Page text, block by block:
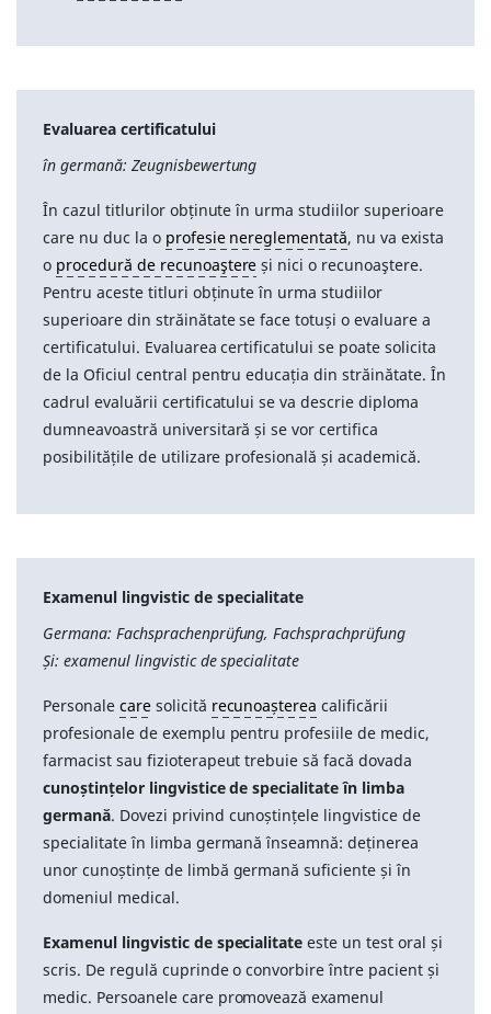
Evaluarea certificatului
în germană: Zeugnisbewertung
În cazul titlurilor obținute în urma studiilor superioare
care nu duc la o profesie nereglementată, nu va exista
o procedură de recunoaştere și nici o recunoaştere.
Pentru aceste titluri obținute în urma studiilor
superioare din străinătate se face totuși o evaluare a
certificatului. Evaluarea certificatului se poate solicita
de la Oficiul central pentru educația din străinătate. În
cadrul evaluării certificatului se va descrie diploma
dumneavoastră universitară și se vor certifica
posibilitățile de utilizare profesională și academică.
Examenul lingvistic de specialitate
Germana: Fachsprachenprüfung, Fachsprachprüfung
Și: examenul lingvistic de specialitate
Personale caresolicită recunoașterea calificării
profesionale de exemplu pentru profesiile de medic,
farmacist sau fizioterapeut trebuie să facă dovada
cunoștințelor lingvistice de specialitate în limba
germană. Dovezi privind cunoștințele lingvistice de
specialitate în limba germană înseamnă: deținerea
unor cunoștințe de limbă germană suficiente și în
domeniul medical.
Examenul lingvistic de specialitate este un test oral și
scris. De regulă cuprinde o convorbire între pacient și
medic. Persoanele care promovează examenul